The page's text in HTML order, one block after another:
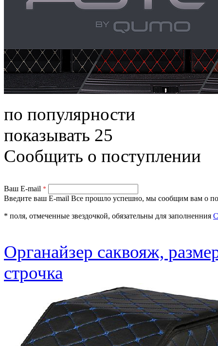
по популярности
показывать 25
Сообщить о поступлении
Ваш E-mail *
Введите ваш E-mail Все прошло успешно, мы сообщим вам о
* поля, отмеченные звездочкой, обязательны для заполненния
Органайзер саквояж,
строчка